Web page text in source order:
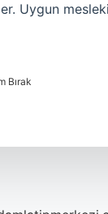
Uygun
Bırak